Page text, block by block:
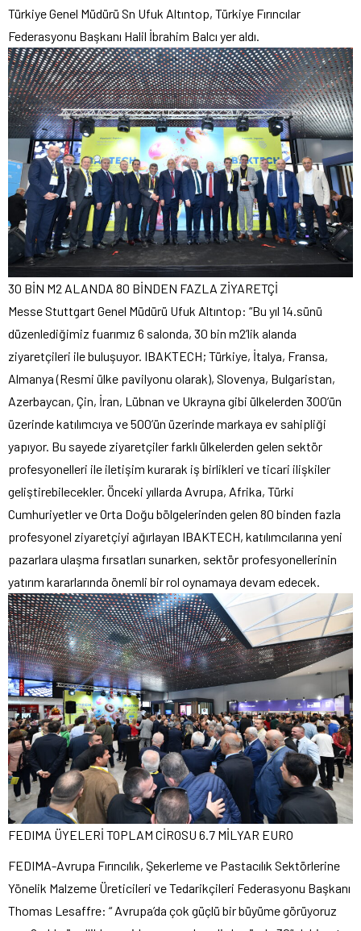
Türkiye Genel Müdürü Sn Ufuk Altıntop, Türkiye Fırıncılar
Federasyonu Başkanı Halil İbrahim Balcı yer aldı.
30 BİN M2 ALANDA 80 BİNDEN FAZLA ZİYARETÇİ
Messe Stuttgart Genel Müdürü Ufuk Altıntop: “Bu yıl 14.sünü
düzenlediğimiz fuarımız 6 salonda, 30 bin m2’lik alanda
ziyaretçileri ile buluşuyor. IBAKTECH; Türkiye, İtalya, Fransa,
Almanya (Resmi ülke pavilyonu olarak), Slovenya, Bulgaristan,
Azerbaycan, Çin, İran, Lübnan ve Ukrayna gibi ülkelerden 300’ün
üzerinde katılımcıya ve 500’ün üzerinde markaya ev sahipliği
yapıyor. Bu sayede ziyaretçiler farklı ülkelerden gelen sektör
profesyonelleri ile iletişim kurarak iş birlikleri ve ticari ilişkiler
geliştirebilecekler. Önceki yıllarda Avrupa, Afrika, Türki
Cumhuriyetler ve Orta Doğu bölgelerinden gelen 80 binden fazla
profesyonel ziyaretçiyi ağırlayan IBAKTECH, katılımcılarına yeni
pazarlara ulaşma fırsatları sunarken, sektör profesyonellerinin
yatırım kararlarında önemli bir rol oynamaya devam edecek.
FEDIMA ÜYELERİ TOPLAM CİROSU 6.7 MİLYAR EURO
FEDIMA-Avrupa Fırıncılık, Şekerleme ve Pastacılık Sektörlerine
Yönelik Malzeme Üreticileri ve Tedarikçileri Federasyonu Başkanı
Thomas Lesaffre: “ Avrupa’da çok güçlü bir büyüme görüyoruz